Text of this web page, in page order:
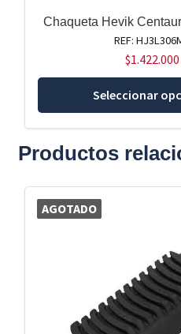
Chaqueta Hevik
REF:
$1.422.000
Seleccionar
Productos
AGOTADO